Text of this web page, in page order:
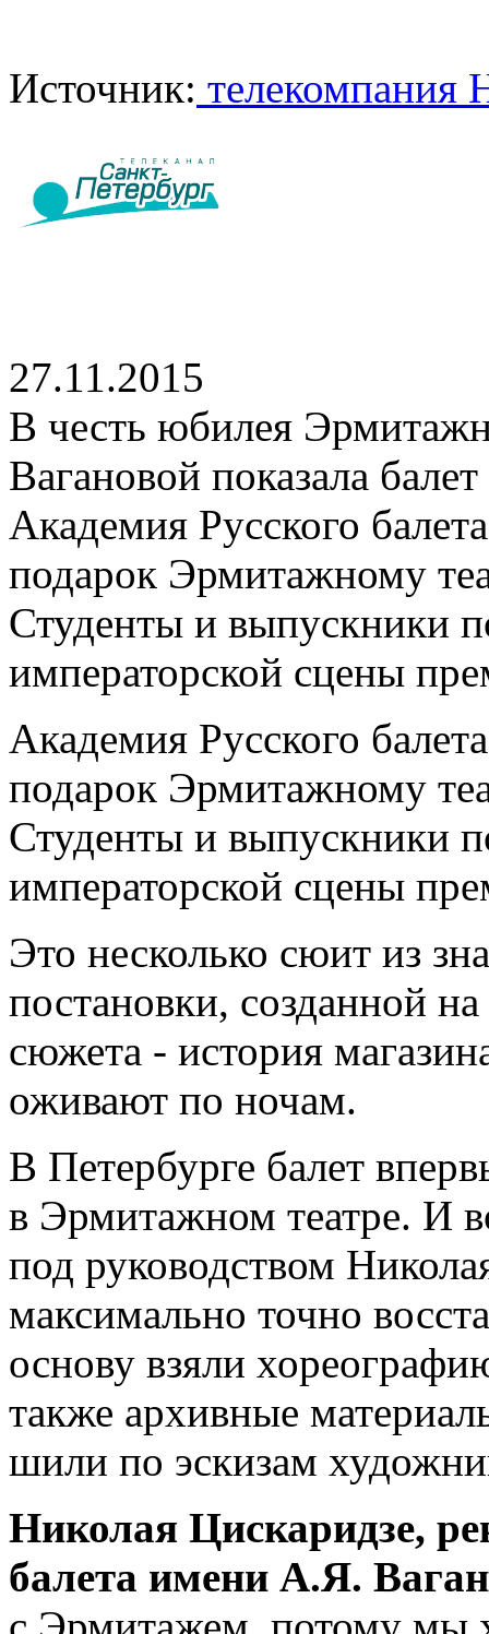
Источник: телекомпания
27.11.2015
В честь юбилея
Вагановой показала
Академия Русского
подарок Эрмитажному
Студенты и выпускники
императорской сцены
Академия Русского
подарок Эрмитажному
Студенты и выпускники
императорской сцены
Это несколько сюит из
постановки, созданной
сюжета - история
оживают по ночам.
В Петербурге балет
в Эрмитажном театре. И
под руководством
максимально точно
основу взяли
также архивные
шили по эскизам
Николая Цискаридзе,
балета имени А.Я.